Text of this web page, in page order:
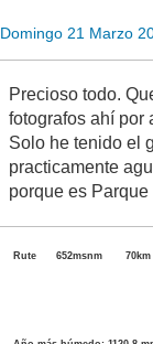
Domingo 21 Marzo
Precioso todo.
fotografos ahí por
Solo he tenido el
practicamente
porque es
Rute 652msnm 70km al